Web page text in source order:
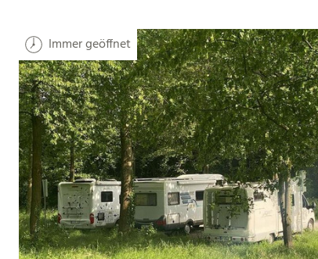
Immer geöffnet